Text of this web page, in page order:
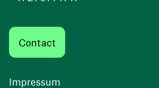
Contact
Impressum